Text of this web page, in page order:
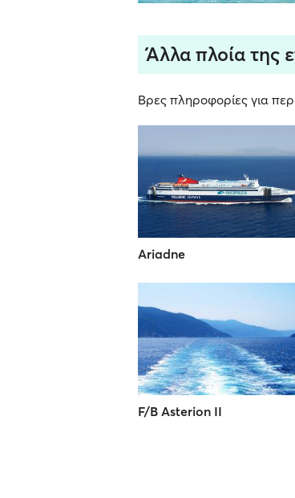
Άλλα πλοία της
Βρες πληροφορίες για
Ariadne
F/B Asterion II